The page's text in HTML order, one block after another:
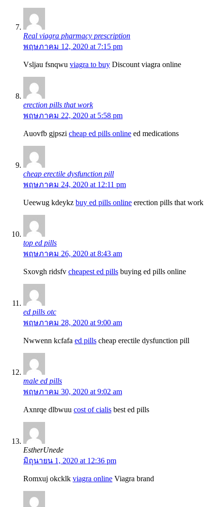
Real viagra pharmacy prescription
พฤษภาคม 12, 2020 at 7:15 pm
Vsljau fsnqwu viagra to buy Discount viagra online
erection pills that work
พฤษภาคม 22, 2020 at 5:58 pm
Auovfb gjpszi cheap ed pills online ed medications
cheap erectile dysfunction pill
พฤษภาคม 24, 2020 at 12:11 pm
Ueewug kdeykz buy ed pills online erection pills that work
top ed pills
พฤษภาคม 26, 2020 at 8:43 am
Sxovgh ridsfv cheapest ed pills buying ed pills online
ed pills otc
พฤษภาคม 28, 2020 at 9:00 am
Nwwenn kcfafa ed pills cheap erectile dysfunction pill
male ed pills
พฤษภาคม 30, 2020 at 9:02 am
Axnrqe dlbwuu cost of cialis best ed pills
EstherUnede
มิถุนายน 1, 2020 at 12:36 pm
Romxuj okcklk viagra online Viagra brand